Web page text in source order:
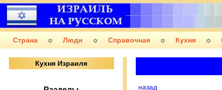
Страна Люди Справочная Кухня
Кухня Израиля
назад